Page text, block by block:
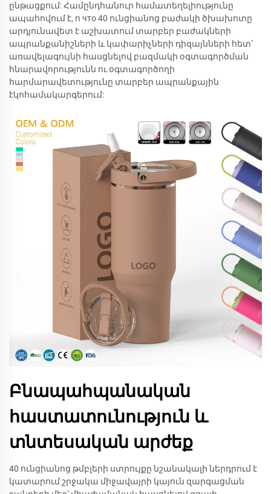
ընթացքում: Համընդհանուր համատեղելիությունը
ապահովում է, ո что 40 ունցիանոց բաժակի ծխախոտը
արդյունավետ է աշխատում տարբեր բաժակների
ապրանքանիշների և կափարիչների դիզայնների հետ՝
առավելագույնի հասցնելով բազմակի օգտագործման
հնարավորությունն ու օգտագործողի
հարմարավետությունը տարբեր ապրանքային
էկոհամակարգերում:
Բնապահպանական
հաստատունություն և
տնտեսական արժեք
40 ունցիանոց թմբլերի ստրույքը նշանակալի ներդրում է
կատարում շրջակա միջավայրի կայուն զարգացման